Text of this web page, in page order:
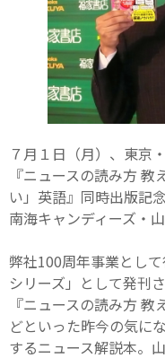
７月１日（月）、東京
『ニュースの読み方
い」英語』同時出版記
南海キャンディーズ・
弊社100周年事業とし
シリーズ」として発刊
『ニュースの読み方
どといった昨今の気に
するニュース解説本。